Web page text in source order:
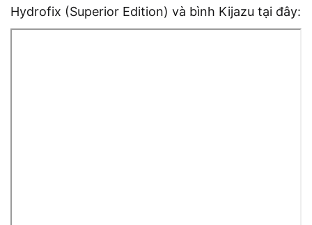
Hydrofix (Superior Edition) và bình Kijazu tại đây: